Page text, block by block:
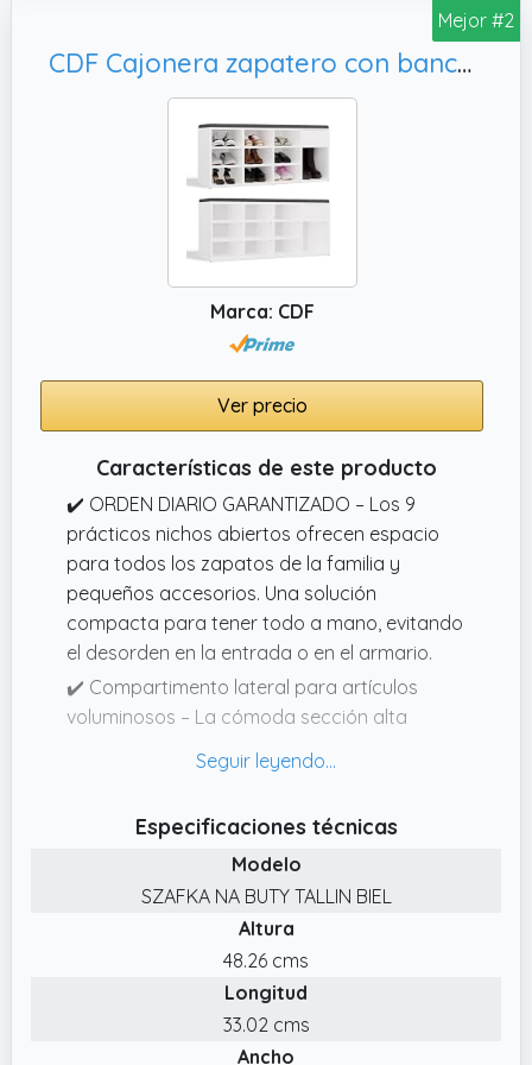
para proteger las manos de niños de presión
Mejor #2
CDF Cajonera zapatero con banco y cajón para la entrada, práctico Tallin blanco
Marca: CDF
Ver precio
Características de este producto
✔️ ORDEN DIARIO GARANTIZADO – Los 9
prácticos nichos abiertos ofrecen espacio
para todos los zapatos de la familia y
pequeños accesorios. Una solución
compacta para tener todo a mano, evitando
el desorden en la entrada o en el armario.
✔️ Compartimento lateral para artículos
voluminosos – La cómoda sección alta
para aprovechar cada centímetro, te ayuda
sacrificar la capacidad.
✔️ ️ CAJÓN OCULTO PARA OBJETOS ÚTILES
Guarda llaves, guantes o cepillos para
zapatos en el cajón discreto pero funcional.
Perfecto para tener todo listo antes de salir
de casa, sin perder tiempo buscando
✔️ Asiento suave y funcional: el cojín gris
Especificaciones técnicas
Modelo
SZAFKA NA BUTY TALLIN BIEL
Altura
48.26 cms
Longitud
33.02 cms
Ancho